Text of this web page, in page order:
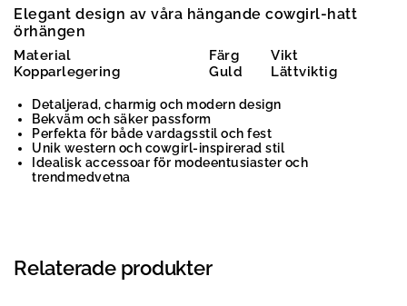
Elegant design av våra hängande cowgirl-hatt
örhängen
Material Färg
Vikt
Kopparlegering
Guld Lättviktig
Detaljerad, charmig och modern design
Bekväm och säker passform
Perfekta för både vardagsstil och fest
Unik western och cowgirl-inspirerad stil
Idealisk accessoar för modeentusiaster och
trendmedvetna
Relaterade produkter